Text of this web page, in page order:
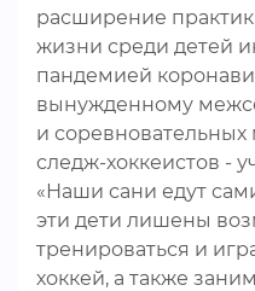
расширение
жизни среди детей
пандемией
вынужденному
и
следж-хоккеистов -
«Наши сани едут
эти дети лишены
тренироваться и
хоккей, а также